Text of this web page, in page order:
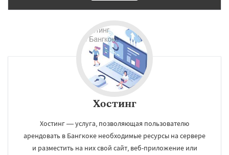
Хостинг
Хостинг — услуга, позволяющая пользователю
арендовать в Бангкоке необходимые ресурсы на сервере
и разместить на них свой сайт, веб-приложение или